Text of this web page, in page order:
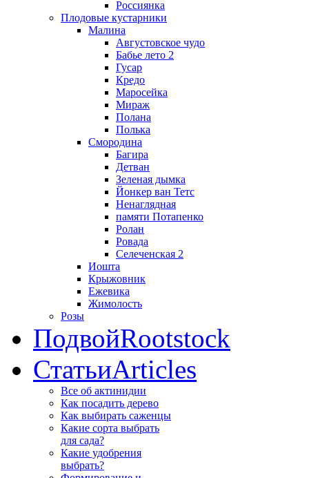
Россиянка
Плодовые кустарники
Малина
Августовское чудо
Бабье лето 2
Гусар
Кредо
Маросейка
Мираж
Полана
Полька
Смородина
Багира
Детван
Зеленая дымка
Йонкер ван Тетс
Ненаглядная
памяти Потапенко
Ролан
Ровада
Селеченская 2
Иошта
Крыжовник
Ежевика
Жимолость
Розы
ПодвойRootstock
СтатьиArticles
Все об актинидии
Как посадить дерево
Как выбирать саженцы
Какие сорта выбрать
для сада?
Какие удобрения
выбрать?